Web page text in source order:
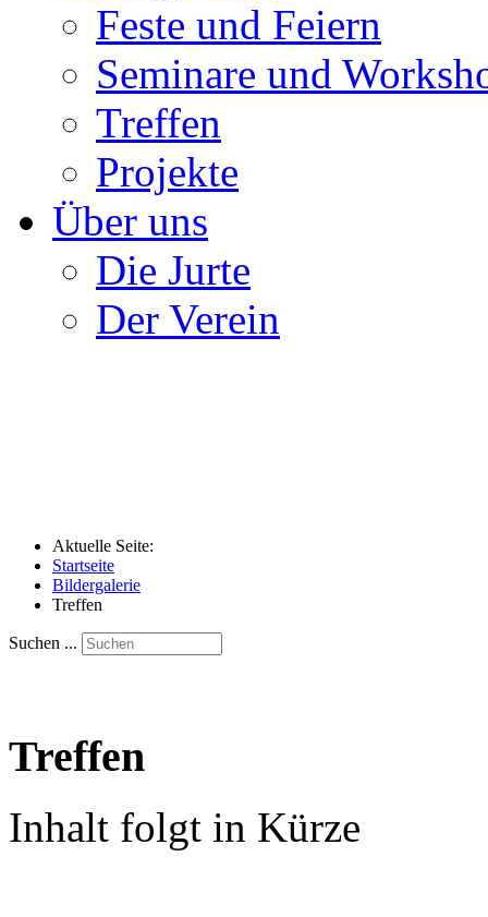
Feste und Feiern
Seminare und
Treffen
Projekte
Über uns
Die Jurte
Der Verein
Aktuelle Seite:
Startseite
Bildergalerie
Treffen
Suchen ...
Treffen
Inhalt folgt in Kürze